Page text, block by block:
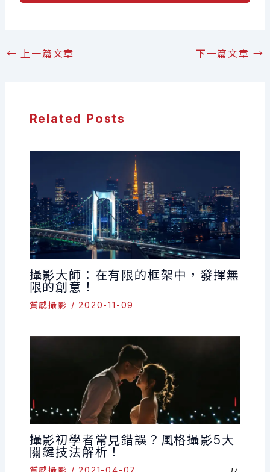
← 上一篇文章 下一篇文章 →
Related Posts
攝影大師：在有限的框架中，發揮無
限的創意！
質感攝影 /2020-11-09
攝影初學者常見錯誤？風格攝影5大
關鍵技法解析！
質感攝影 /2021-04-07